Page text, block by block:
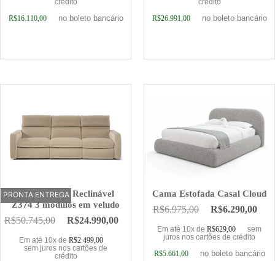
crédito
R$16.110,00 no boleto bancário
crédito
R$26.991,00 no boleto bancário
OFERTA
PRONTA ENTREGA
Sofá Elétrico Reclinável
Z374 3 módulos em veludo
R$50.745,00 R$24.990,00
Em até 10x de R$2.499,00
sem juros nos cartões de
crédito
Cama Estofada Casal Cloud
R$6.975,00 R$6.290,00
Em até 10x de R$629,00
sem
juros nos cartões de crédito
R$5.661,00 no boleto bancário